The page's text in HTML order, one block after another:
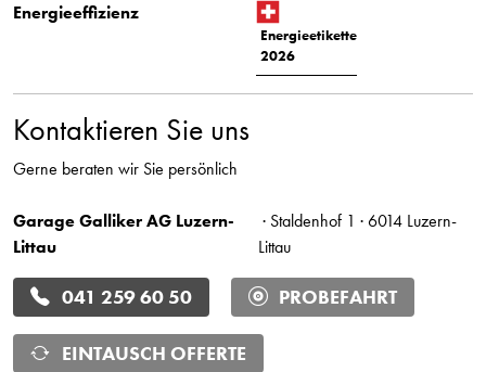
Energieeffizienz
Energieetikette
2026
Kontaktieren Sie uns
Gerne beraten wir Sie persönlich
Garage Galliker AG Luzern-
Littau
· Staldenhof 1 · 6014 Luzern-
Littau
041 259 60 50 PROBEFAHRT
EINTAUSCH OFFERTE